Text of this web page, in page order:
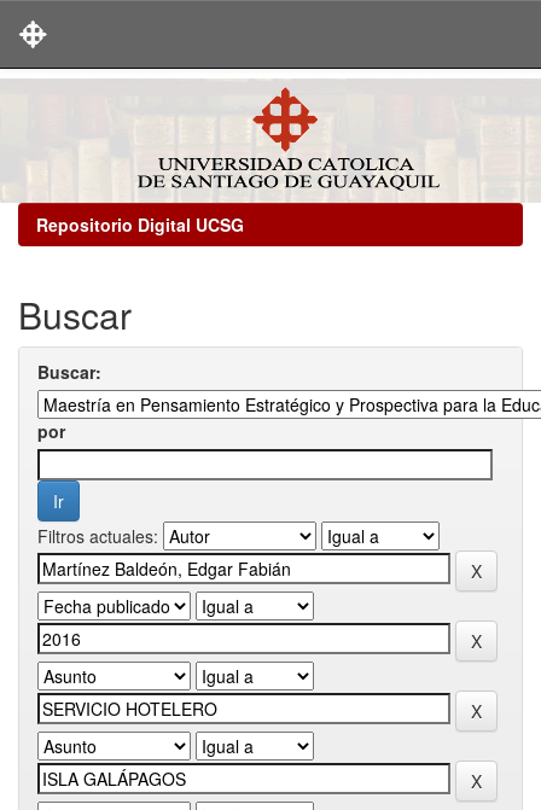
Repositorio Digital UCSG
Buscar
Buscar:
por
Filtros actuales: